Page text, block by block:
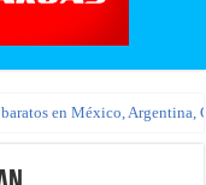
en México, Argentina,